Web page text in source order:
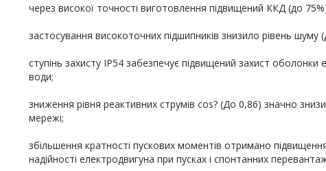
через високої точності виготовлення підвищений ККД (до
застосування високоточних підшипників знизило рівень шуму
ступінь захисту IP54 забезпечує підвищений захист оболонки
води;
зниження рівня реактивних струмів cos? (До 0,86) значно
мережі;
збільшення кратності пускових моментів отримано
надійності електродвигуна при пусках і спонтанних